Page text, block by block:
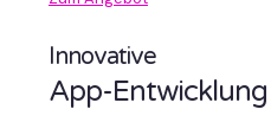
Innovative
App-Entwicklung